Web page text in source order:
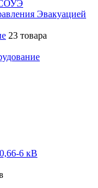
СОУЭ
Эвакуацией
23 товара
6 кВ